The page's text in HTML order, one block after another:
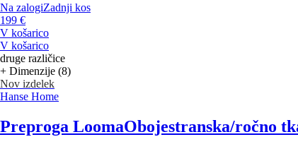
Na zalogiZadnji kos
199 €
V košarico
V košarico
druge različice
+ Dimenzije (8)
Nov izdelek
Hanse Home
Preproga LoomaObojestranska/ročno